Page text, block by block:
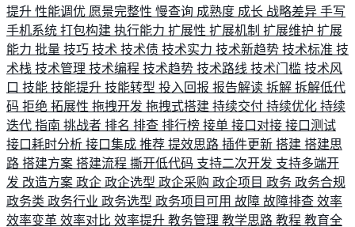
提升 性能调优 愿景完整性 慢查询 成熟度 成长 战略差异 手写
手机系统 打包构建 执行能力 扩展性 扩展机制 扩展维护 扩展
能力 批量 技巧 技术 技术债 技术实力 技术新趋势 技术标准 技
术栈 技术管理 技术编程 技术趋势 技术路线 技术门槛 技术风
口 技能 技能提升 技能转型 投入回报 报告解读 拆解 拆解低代
码 拒绝 拓展性 拖拽开发 拖拽式搭建 持续交付 持续优化 持续
迭代 指南 挑战者 排名 排查 排行榜 接单 接口对接 接口测试
接口耗时分析 接口集成 推荐 提效思路 插件更新 搭建 搭建思
路 搭建方案 搭建流程 撕开低代码 支持二次开发 支持多端开
发 改造方案 政企 政企选型 政企采购 政企项目 政务 政务合规
政务类 政务行业 政务选型 政务项目可用 故障 故障排查 效率
效率变革 效率对比 效率提升 教务管理 教学思路 教程 教育全